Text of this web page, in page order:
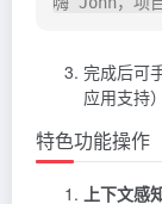
完成后可
应用支持）
特色功能操作
上下文感